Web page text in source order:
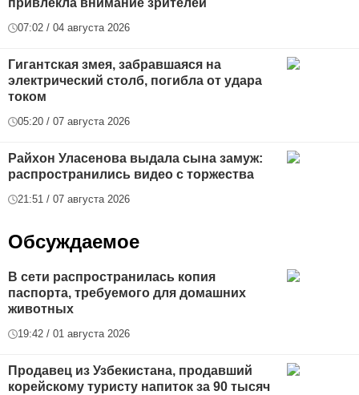
привлекла внимание зрителей
07:02 / 04 августа 2026
Гигантская змея, забравшаяся на
электрический столб, погибла от удара
током
05:20 / 07 августа 2026
Райхон Уласенова выдала сына замуж:
распространились видео с торжества
21:51 / 07 августа 2026
Обсуждаемое
В сети распространилась копия
паспорта, требуемого для домашних
животных
19:42 / 01 августа 2026
Продавец из Узбекистана, продавший
корейскому туристу напиток за 90 тысяч